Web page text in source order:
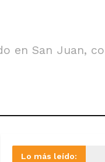
en San Juan,
Lo más leído: